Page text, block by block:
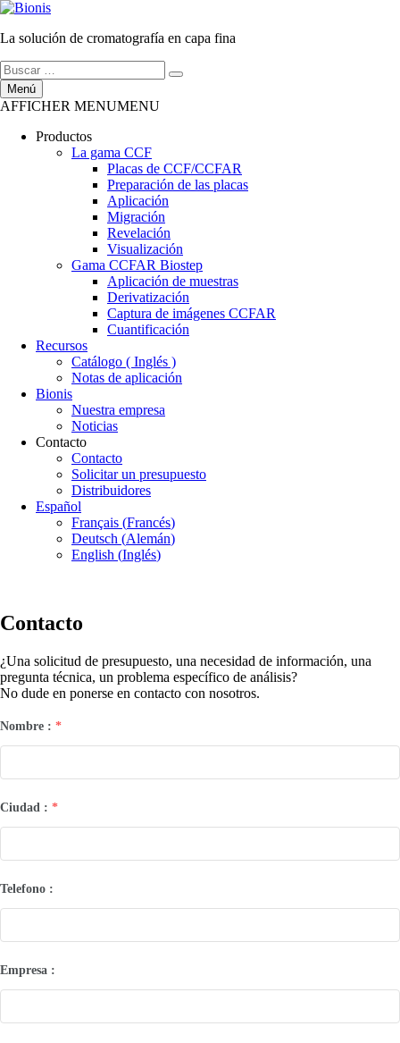
Ir
contenido
La solución de cromatografía en capa fina
Buscar
por:
Buscar
Menú
AFFICHER MENUMENU
Productos
La gama CCF
Placas de CCF/CCFAR
Preparación de las placas
Aplicación
Migración
Revelación
Visualización
Gama CCFAR Biostep
Aplicación de muestras
Derivatización
Captura de imágenes CCFAR
Cuantificación
Recursos
Catálogo ( Inglés )
Notas de aplicación
Bionis
Nuestra empresa
Noticias
Contacto
Contacto
Solicitar un presupuesto
Distribuidores
Español
Français (Francés)
Deutsch (Alemán)
English (Inglés)
Contacto
¿Una solicitud de presupuesto, una necesidad de información, una
pregunta técnica, un problema específico de análisis?
No dude en ponerse en contacto con nosotros.
Nombre : *
Ciudad : *
Telefono :
Empresa :